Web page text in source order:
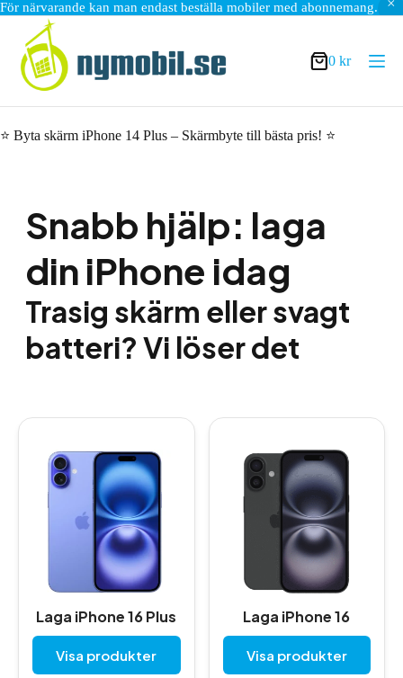
För närvarande kan man endast beställa mobiler med abonnemang.
innehåll
Varukorg
0 kr
⭐ Byta skärm iPhone 14 Plus – Skärmbyte till bästa pris! ⭐
Snabb hjälp: laga
din iPhone idag
Trasig skärm eller svagt
batteri? Vi löser det
Laga iPhone 16 Plus
Visa produkter
Laga iPhone 16
Visa produkter